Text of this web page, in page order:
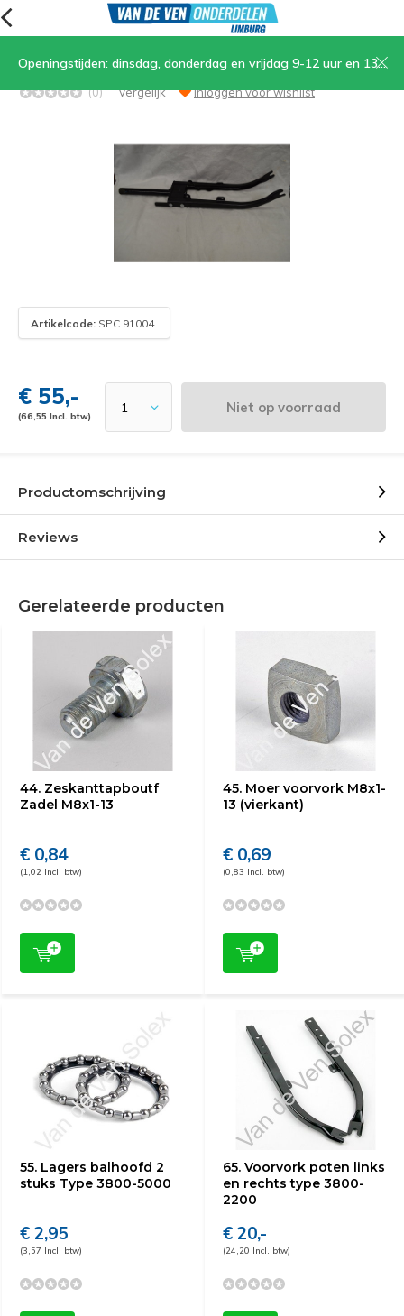
Openingstijden: dinsdag, donderdag en vrijdag 9-12 uur en 13.30-17 uur, zaterdag 9-12 uur
Voorvork Type 3800-2200
(0) Vergelijk Inloggen voor wishlist
Artikelcode: SPC 91004
€ 55,-
(66,55 Incl. btw)
Niet op voorraad
Productomschrijving
Reviews
Gerelateerde producten
44. Zeskanttapboutf
Zadel M8x1-13
€ 0,84
(1,02 Incl. btw)
45. Moer voorvork M8x1-
13 (vierkant)
€ 0,69
(0,83 Incl. btw)
55. Lagers balhoofd 2
stuks Type 3800-5000
€ 2,95
(3,57 Incl. btw)
65. Voorvork poten links
en rechts type 3800-
2200
€ 20,-
(24,20 Incl. btw)